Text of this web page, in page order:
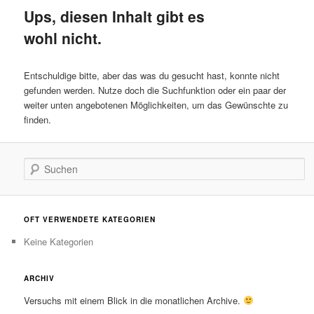
Ups, diesen Inhalt gibt es
wohl nicht.
Entschuldige bitte, aber das was du gesucht hast, konnte nicht
gefunden werden. Nutze doch die Suchfunktion oder ein paar der
weiter unten angebotenen Möglichkeiten, um das Gewünschte zu
finden.
Suchen
OFT VERWENDETE KATEGORIEN
Keine Kategorien
ARCHIV
Versuchs mit einem Blick in die monatlichen Archive.